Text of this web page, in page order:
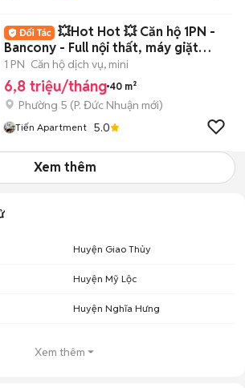
💥Hot Hot 💥 Căn hộ 1PN -
Bancony - Full nội thất, máy giặt
riêng đây
1 PN Căn hộ dịch vụ, mini
6,8 triệu/tháng 40 m²
Phường 5 (P. Đức Nhuận mới)
Tiến Apartment 5.0
Xem thêm
Huyện Giao Thủy
Huyện Mỹ Lộc
Huyện Nghĩa Hưng
Xem thêm